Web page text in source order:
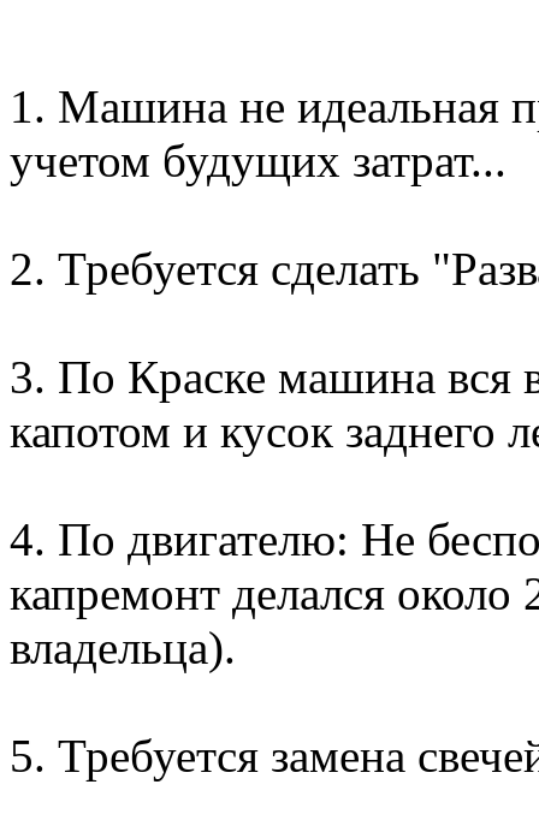
1. Машина не идеальная
учетом будущих затрат...
2. Требуется сделать
3. По Краске машина вся
капотом и кусок заднего
4. По двигателю: Не
капремонт делался около
владельца).
5. Требуется замена